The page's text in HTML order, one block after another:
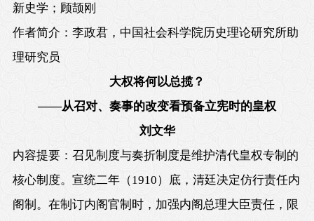
新史学；顾颉刚
作者简介：李政君，中国社会科学院历史理论研究所助
理研究员
大权将何以总揽？
——从召对、奏事的改变看预备立宪时的皇权
刘文华
内容提要：召见制度与奏折制度是维护清代皇权专制的
核心制度。宣统二年（1910）底，清廷决定仿行责任内
阁制。在制订内阁官制时，加强内阁总理大臣责任，限